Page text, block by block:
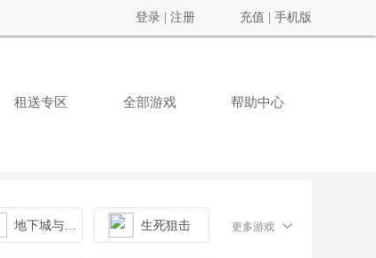
登录 注册 充值 手机版
租送专区 全部游戏 帮助中心
生死狙击 更多游戏